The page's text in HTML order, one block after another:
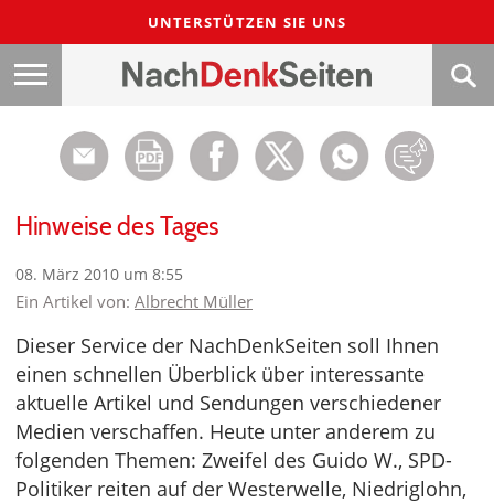
UNTERSTÜTZEN SIE UNS
Hinweise des Tages
08. März 2010 um 8:55
Ein Artikel von: Albrecht Müller
Dieser Service der NachDenkSeiten soll Ihnen
einen schnellen Überblick über interessante
aktuelle Artikel und Sendungen verschiedener
Medien verschaffen. Heute unter anderem zu
folgenden Themen: Zweifel des Guido W., SPD-
Politiker reiten auf der Westerwelle, Niedriglohn,